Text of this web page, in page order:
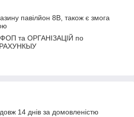
павілйон 8В, також є змога
та ОРГАНІЗАЦІЙ по
14 днів за домовленістю